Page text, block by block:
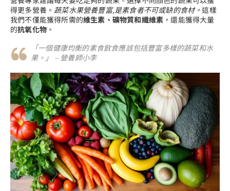
得更多營養。 蔬菜水果營養豐富,是素食者不可或缺的食材。這樣
我們不僅能獲得所需的維生素、礦物質和纖維素 ，還能獲得大量
的抗氧化物 。
「一個健康均衡的素食飲食應該包括豐富多樣的蔬菜和水
果。」 – 營養師小李